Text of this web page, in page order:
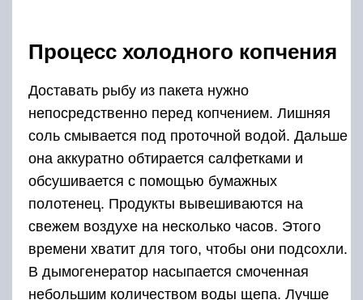
Процесс холодного копчения
Доставать рыбу из пакета нужно
непосредственно перед копчением. Лишняя
соль смывается под проточной водой. Дальше
она аккуратно обтирается салфетками и
обсушивается с помощью бумажных
полотенец. Продукты вывешиваются на
свежем воздухе на несколько часов. Этого
времени хватит для того, чтобы они подсохли.
В дымогенератор насыпается смоченная
небольшим количеством воды щепа. Лучше